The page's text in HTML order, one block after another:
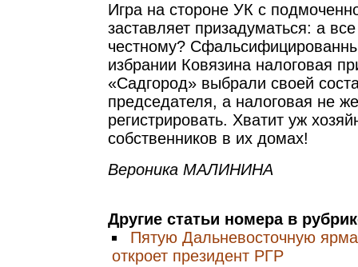
Игра на стороне УК с
заставляет призадуматься: а
честному?
избрании Ковязина налоговая
«Садгород» выбрали своей
председателя, а налоговая не
регистрировать. Хватит уж
собственников в их домах!
Вероника МАЛИНИНА
Другие статьи номера в
Пятую Дальневосточную
откроет президент РГР